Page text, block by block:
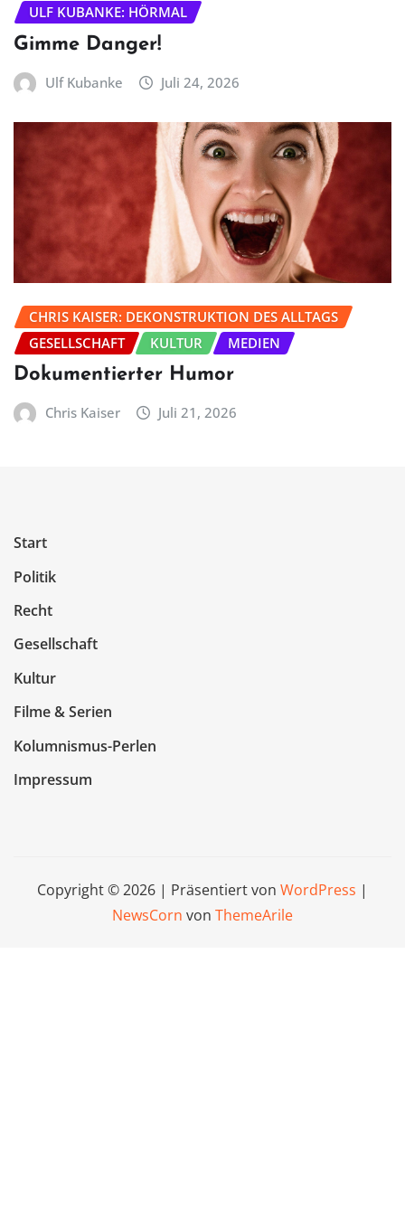
ULF KUBANKE: HÖRMAL
Gimme Danger!
Ulf Kubanke Juli 24, 2026
CHRIS KAISER: DEKONSTRUKTION DES ALLTAGS
GESELLSCHAFT
KULTUR MEDIEN
Dokumentierter Humor
Chris Kaiser Juli 21, 2026
Start
Politik
Recht
Gesellschaft
Kultur
Filme & Serien
Kolumnismus-Perlen
Impressum
Copyright © 2026 | Präsentiert von WordPress |
NewsCorn von ThemeArile